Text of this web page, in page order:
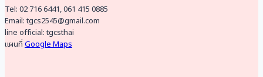
Tel: 02 716 6441, 061 415 0885
Email: tgcs2545@gmail.com
line official: tgcsthai
แผนที่ Google Maps